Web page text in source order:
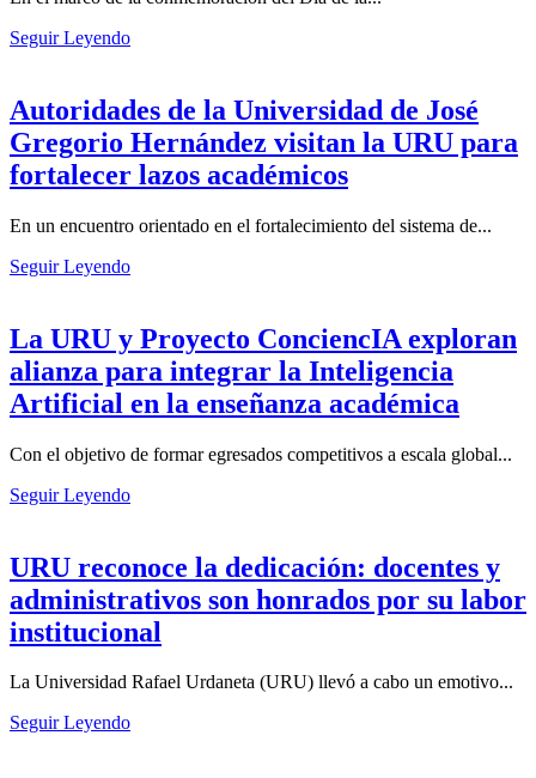
Seguir Leyendo
Autoridades de la Universidad de José
Gregorio Hernández visitan la URU para
fortalecer lazos académicos
En un encuentro orientado en el fortalecimiento del sistema de...
Seguir Leyendo
La URU y Proyecto ConciencIA exploran
alianza para integrar la Inteligencia
Artificial en la enseñanza académica
Con el objetivo de formar egresados competitivos a escala global...
Seguir Leyendo
URU reconoce la dedicación: docentes y
administrativos son honrados por su labor
institucional
La Universidad Rafael Urdaneta (URU) llevó a cabo un emotivo...
Seguir Leyendo